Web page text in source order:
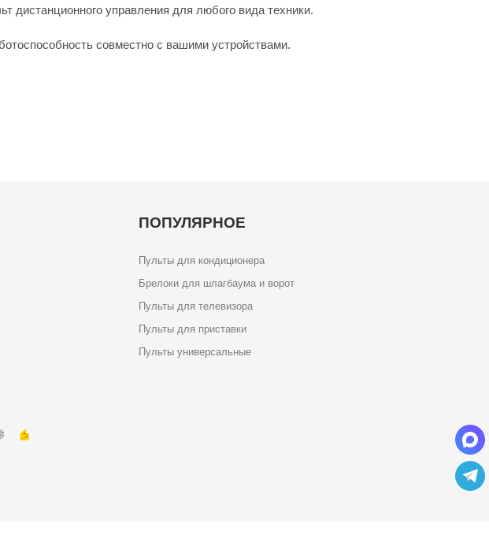
управления для любого вида техники.
совместно с вашими устройствами.
ПОПУЛЯРНОЕ
Пульты для кондиционера
Брелоки для шлагбаума и ворот
Пульты для телевизора
Пульты для приставки
Пульты универсальные